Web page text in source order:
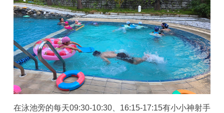
在泳池旁的每天09:30-10:30、16:15-17:15有小小神射手